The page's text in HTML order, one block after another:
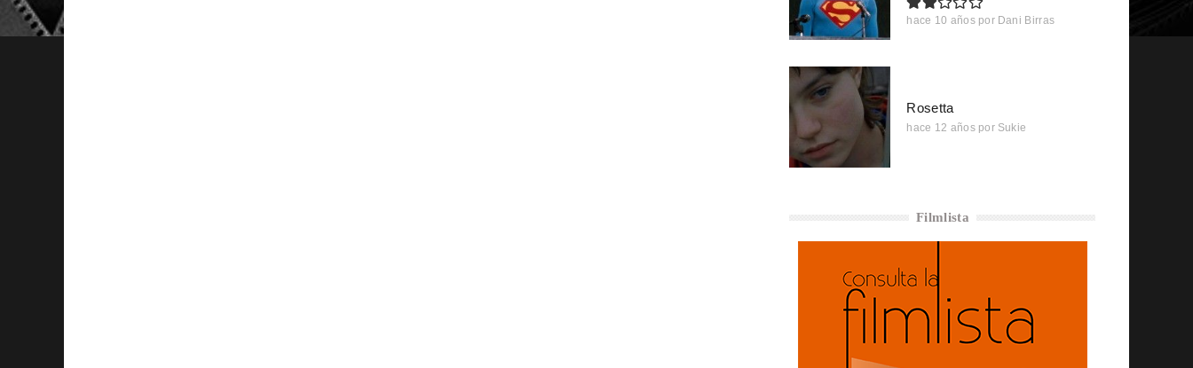
hace 10 años por Dani Birras
Rosetta
hace 12 años por Sukie
Filmlista